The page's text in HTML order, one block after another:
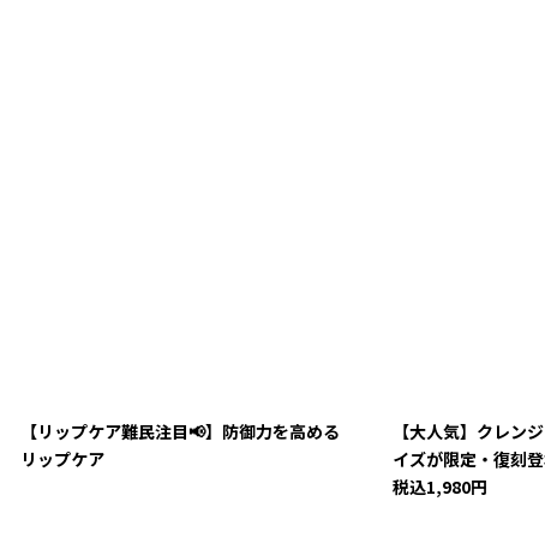
【リップケア難民注目📢】防御力を高める
リップケア
【大人気】クレン
イズが限定・復刻
税込1,980円